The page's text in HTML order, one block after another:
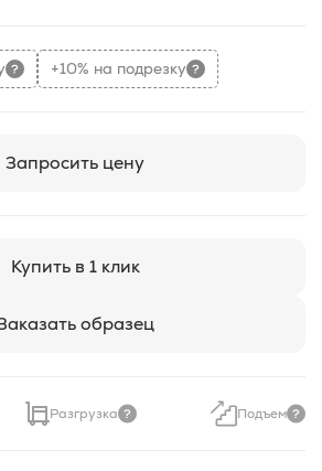
+10% на подрезку
Запросить цену
Купить в 1 клик
образец
Разгрузка Подъем